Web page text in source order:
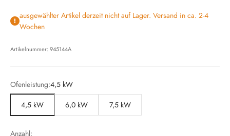
ausgewählter Artikel derzeit nicht auf Lager. Versand in ca. 2-4
Wochen
Artikelnummer: 945144A
Ofenleistung:4,5 kW
4,5 kW
6,0 kW 7,5 kW
Anzahl: